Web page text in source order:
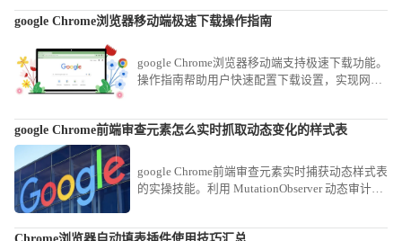
google Chrome浏览器移动端极速下载操作指南
google Chrome浏览器移动端支持极速下载功能。
操作指南帮助用户快速配置下载设置，实现网页
google Chrome前端审查元素怎么实时抓取动态变化的样式表
google Chrome前端审查元素实时捕获动态样式表
的实操技能。利用 MutationObserver 动态审计视